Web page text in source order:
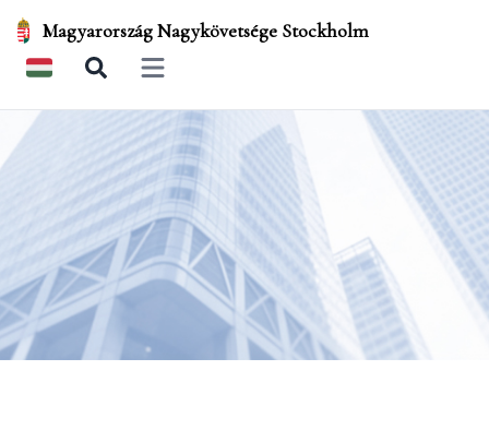
Magyarország Nagykövetsége Stockholm
Open main menu